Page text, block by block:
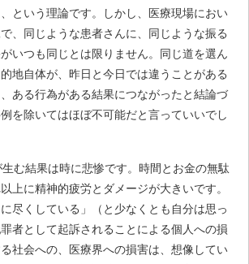
という理論です。しかし、医療現場におい
、同じような患者さんに、同じような振る
いつも同じとは限りません。同じ道を選ん
地自体が、昨日と今日では違うことがある
ある行為がある結果につながったと結論づ
を除いてはほぼ不可能だと言っていいでし
む結果は時に悲惨です。時間とお金の無駄
上に精神的疲労とダメージが大きいです。
に尽くしている」（と少なくとも自分は思っ
者として起訴されることによる個人への損
社会への、医療界への損害は、想像してい